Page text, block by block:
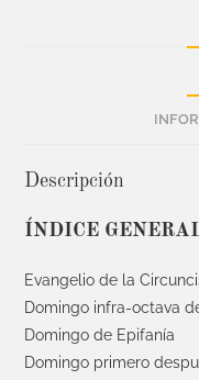
Descripción
ÍNDICE
Evangelio de la
Domingo infra-octava
Domingo de Epifanía
Domingo primero